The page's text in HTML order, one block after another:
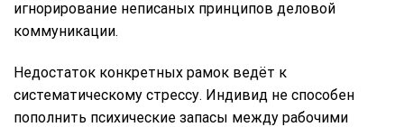
игнорирование неписаных принципов деловой
коммуникации.
Недостаток конкретных рамок ведёт к
систематическому стрессу. Индивид не способен
пополнить психические запасы между рабочими